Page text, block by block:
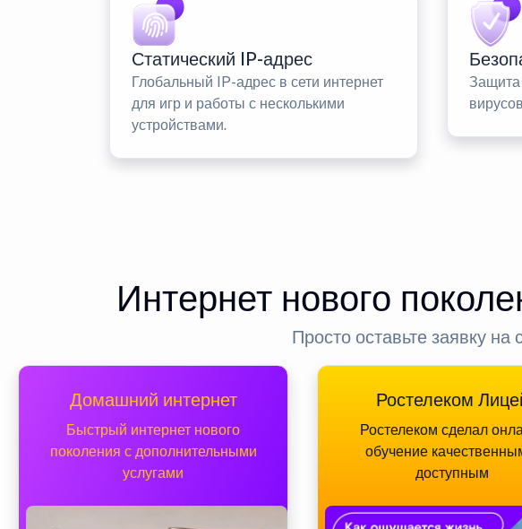
Статический IP-адрес
Глобальный IP-адрес в сети интернет
для игр и работы с несколькими
устройствами.
Защита
Интернет нового
Просто оставьте заявку
Домашний интернет
Быстрый интернет нового
поколения с дополнительными
услугами
Ростелеком
Ростелеком сделал
обучение
доступным